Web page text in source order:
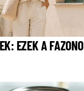
EZEK A